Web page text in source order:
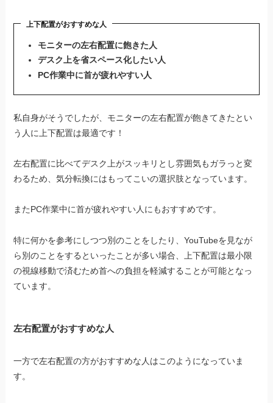
上下配置がおすすめな人
モニターの左右配置に飽きた人
デスク上を省スペース化したい人
PC作業中に首が疲れやすい人
私自身がそうでしたが、モニターの左右配置が飽きてきたとい
う人に上下配置は最適です！
左右配置に比べてデスク上がスッキリとし雰囲気もガラっと変
わるため、気分転換にはもってこいの選択肢となっています。
またPC作業中に首が疲れやすい人にもおすすめです。
特に何かを参考にしつつ別のことをしたり、YouTubeを見なが
ら別のことをするといったことが多い場合、上下配置は最小限
の視線移動で済むため首への負担を軽減することが可能となっ
ています。
左右配置がおすすめな人
一方で左右配置の方がおすすめな人はこのようになっていま
す。